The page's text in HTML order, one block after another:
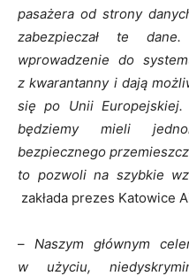
pasażera od strony
zabezpieczał te
wprowadzenie do
z kwarantanny i dają
się po Unii
będziemy mieli
bezpiecznego
to pozwoli na szybkie
zakłada prezes Katowice
– Naszym głównym
w użyciu,